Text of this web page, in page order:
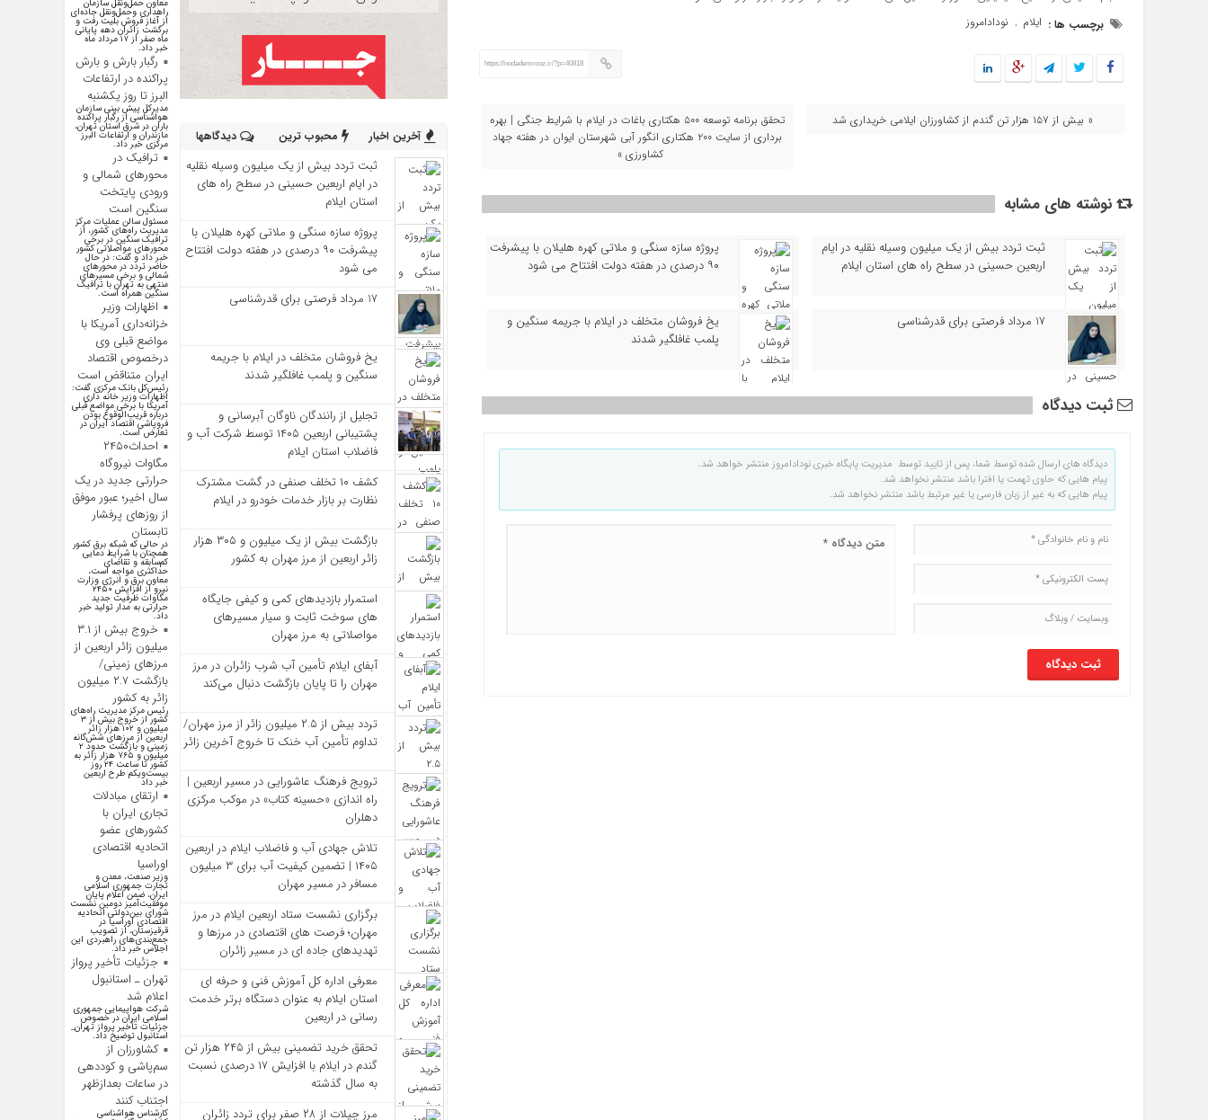
برچسب ها : ایلام , نودادامروز
https://nodademrooz.ir/?p=40818
« بیش از ۱۵۷ هزار تن گندم از کشاورزان ایلامی خریداری شد
تحقق برنامه توسعه ۵۰۰ هکتاری باغات در ایلام با شرایط جنگی | بهره‌
برداری از سایت ۲۰۰ هکتاری انگور آبی شهرستان ایوان در هفته جهاد
کشاورزی »
نوشته های مشابه
ثبت تردد بیش از یک میلیون وسیله نقلیه در ایام
اربعین حسینی در سطح راه‌ های استان ایلام
پروژه سازه سنگی و ملاتی کهره هلیلان با پیشرفت
۹۰ درصدی در هفته دولت افتتاح می شود
17 مرداد فرصتی برای قدرشناسی
یخ‌ فروشان متخلف در ایلام با جریمه سنگین و
پلمب غافلگیر شدند
ثبت دیدگاه
دیدگاه های ارسال شده توسط شما، پس از تایید توسط مدیریت پایگاه خبری نودادامروز منتشر خواهد شد.
پیام هایی که حاوی تهمت یا افترا باشد منتشر نخواهد شد.
پیام هایی که به غیر از زبان فارسی یا غیر مرتبط باشد منتشر نخواهد شد.
آخرین اخبار محبوب ترین دیدگاهها
ثبت تردد بیش از یک میلیون وسیله نقلیه
در ایام اربعین حسینی در سطح راه‌ های
استان ایلام
پروژه سازه سنگی و ملاتی کهره هلیلان با
پیشرفت ۹۰ درصدی در هفته دولت افتتاح
می شود
17 مرداد فرصتی برای قدرشناسی
یخ‌ فروشان متخلف در ایلام با جریمه
سنگین و پلمب غافلگیر شدند
تجلیل از رانندگان ناوگان آبرسانی و
پشتیبانی اربعین ۱۴۰۵ توسط شرکت آب و
فاضلاب استان ایلام
کشف ۱۰ تخلف صنفی در گشت مشترک
نظارت بر بازار خدمات خودرو در ایلام
بازگشت بیش از یک میلیون و ۳۰۵ هزار
زائر اربعین از مرز مهران به کشور
استمرار بازدیدهای کمی و کیفی جایگاه‌
های سوخت ثابت و سیار مسیرهای
مواصلاتی به مرز مهران
آبفای ایلام تأمین آب شرب زائران در مرز
مهران را تا پایان بازگشت دنبال می‌کند
تردد بیش از ۲.۵ میلیون زائر از مرز مهران/
تداوم تأمین آب خنک تا خروج آخرین زائر
ترویج فرهنگ عاشورایی در مسیر اربعین |
راه‌ اندازی «حسینه کتاب» در موکب مرکزی
دهلران
تلاش جهادی آب و فاضلاب ایلام در اربعین
۱۴۰۵ | تضمین کیفیت آب برای ۳ میلیون
مسافر در مسیر مهران
برگزاری نشست ستاد اربعین ایلام در مرز
مهران؛ فرصت‌ های اقتصادی در مرزها و
تهدیدهای جاده‌ ای در مسیر زائران
معرفی اداره کل آموزش فنی و حرفه‌ ای
استان ایلام به‌ عنوان دستگاه برتر خدمت‌
رسانی در اربعین
تحقق خرید تضمینی بیش از ۲۴۵ هزار تن
گندم در ایلام با افزایش ۱۷ درصدی نسبت
به سال گذشته
مرز چیلات از ۲۸ صفر برای تردد زائران
معاون حمل‌ونقل سازمان
راهداری وحمل‌و‌نقل جاده‌ای
از آغاز فروش بلیت رفت و
برگشت زائران دهه پایانی
ماه صفر از ۱۷ مرداد ماه
خبر داد.
رگبار بارش و بارش
پراکنده در ارتفاعات
البرز تا روز یکشنبه
مدیرکل پیش بینی سازمان
هواشناسی از رگبار پراکنده
باران در شرق استان تهران،
مازندران و ارتفاعات البرز
مرکزی خبر داد.
ترافیک در
محورهای شمالی و
ورودی پایتخت
سنگین است
مسئول سالن عملیات مرکز
مدیریت راه‌های کشور، از
ترافیک سنگین در برخی
محورهای مواصلاتی کشور
خبر داد و گفت: در حال
حاضر تردد در محورهای
شمالی و برخی مسیرهای
منتهی به تهران با ترافیک
سنگین همراه است.
اظهارات وزیر
خزانه‌داری آمریکا با
مواضع قبلی وی
درخصوص اقتصاد
ایران متناقض است
رئیس‌کل بانک مرکزی گفت:
اظهارات وزیر خانه داری
آمریکا با برخی مواضع قبلی
درباره قریب‌الوقوع بودن
فروپاشی اقتصاد ایران در
تعارض است.
احداث۲۴۵۰
مگاوات نیروگاه
حرارتی جدید در یک
سال اخیر؛ عبور موفق
از روز‌های پرفشار
تابستان
در حالی که شبکه برق کشور
همچنان با شرایط دمایی
کم‌سابقه و تقاضای
حداکثری مواجه است،
معاون برق و انرژی وزارت
نیرو از افزایش ۲۴۵۰
مگاوات ظرفیت جدید
حرارتی به مدار تولید خبر
داد.
خروج بیش از ۳.۱
میلیون زائر اربعین از
مرزهای زمینی/
بازگشت ۲.۷ میلیون
زائر به کشور
رئیس مرکز مدیریت راه‌های
کشور از خروج بیش از ۳
میلیون و ۱۰۲ هزار زائر
اربعین از مرزهای شش‌گانه
زمینی و بازگشت حدود ۲
میلیون و ۷۶۵ هزار زائر به
کشور تا ساعت ۲۴ روز
بیست‌ویکم طرح اربعین
خبر داد
ارتقای مبادلات
تجاری ایران با
کشور‌های عضو
اتحادیه اقتصادی
اوراسیا
وزیر صنعت، معدن و
تجارت جمهوری اسلامی
ایران، ضمن اعلام پایان
موفقیت‌آمیز دومین نشست
شورای بین‌دولتی اتحادیه
اقتصادی اوراسیا در
قرقیزستان، از تصویب
جمع‌بندی‌های راهبردی این
اجلاس خبر داد.
جزئیات تأخیر پرواز
تهران ـ استانبول
اعلام شد
شرکت هواپیمایی جمهوری
اسلامی ایران در خصوص
جزئیات تأخیر پرواز تهران_
استانبول توضیح داد.
کشاورزان از
سم‌پاشی و کوددهی
در ساعات بعدازظهر
اجتناب کنند
کارشناس هواشناسی